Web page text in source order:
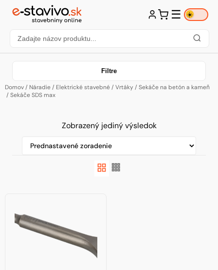
☰ ☀️
Filtre
Domov/ Náradie/ Elektrické stavebné/ Vrtáky/ Sekáče na betón a kameň
/ Sekáče SDS max
Zobrazený jediný výsledok